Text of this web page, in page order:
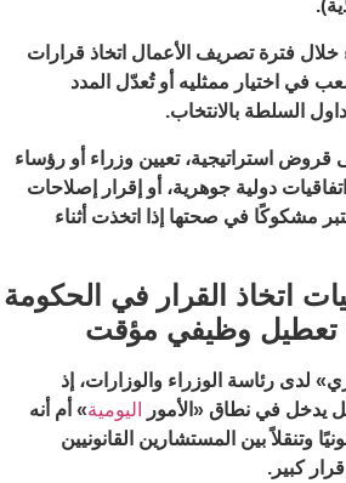
فترة تصريف الأعمال اتخاذ قرارات
في اختيار ممثليه أو تُعدّل المدد
السلطة بالانتخاب.
قروض استراتيجية، تعيين وزراء أو رؤساء
دولية جوهرية، أو إقرار إصلاحات
مشكوكًا في صحتها إذا اتخذت أثناء
اتخاذ القرار في الحكومة
وظيفي مؤقت
لدى رئاسة الوزراء والوزارات، إذ
يدخل في نطاق «الأمور
اليومية» أم أنه
وتنقلاً بين المستشارين القانونيين
كبير.